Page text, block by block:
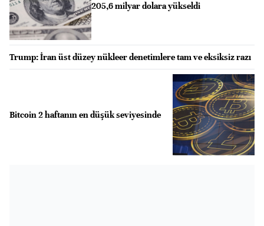
205,6 milyar dolara yükseldi
Trump: İran üst düzey nükleer denetimlere tam ve eksiksiz razı
Bitcoin 2 haftanın en düşük seviyesinde